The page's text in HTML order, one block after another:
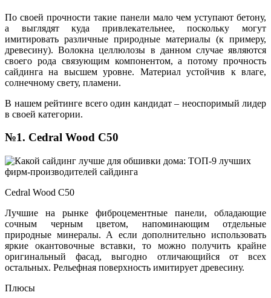
По своей прочности такие панели мало чем уступают бетону,
а выглядят куда привлекательнее, поскольку могут
имитировать различные природные материалы (к примеру,
древесину). Волокна целлюлозы в данном случае являются
своего рода связующим компонентом, а потому прочность
сайдинга на высшем уровне. Материал устойчив к влаге,
солнечному свету, пламени.
В нашем рейтинге всего один кандидат – неоспоримый лидер
в своей категории.
№1. Cedral Wood C50
Cedral Wood C50
Лучшие на рынке фиброцементные панели, обладающие
сочным черным цветом, напоминающим отдельные
природные минералы. А если дополнительно использовать
яркие окантовочные вставки, то можно получить крайне
оригинальный фасад, выгодно отличающийся от всех
остальных. Рельефная поверхность имитирует древесину.
Плюсы